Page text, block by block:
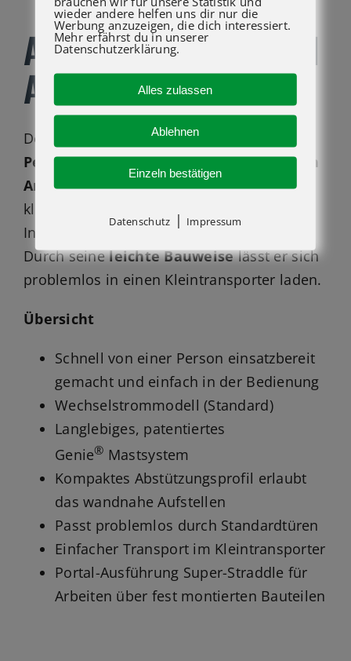
AWP-25S KAUFEN BEI
ATG LIFT GMBH
Der Genie® AWP®-25SSuper Series
Personenliftkann inunterschiedlichsten
Anwendungenfür die Vermietung, auf
kleineren Baustellen und bei
Instandhaltungsarbeiten genutzt werden.
Durch seineleichte Bauweiselässt er sich
problemlos in einen Kleintransporter laden.
Übersicht
Schnell von einer Person einsatzbereit
gemacht und einfach in der Bedienung
Wechselstrommodell (Standard)
Langlebiges, patentiertes
Genie® Mastsystem
Kompaktes Abstützungsprofil erlaubt
das wandnahe Aufstellen
Passt problemlos durch Standardtüren
Einfacher Transport im Kleintransporter
Portal-Ausführung Super-Straddle für
Arbeiten über fest montierten Bauteilen
wieder andere helfen uns dir nur die
Werbung anzuzeigen, die dich interessiert.
Mehr erfährst du in unserer
Datenschutzerklärung.
Alles zulassen
Ablehnen
Einzeln bestätigen
Datenschutz | Impressum